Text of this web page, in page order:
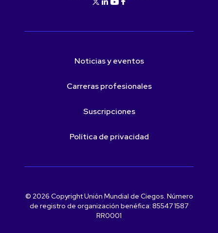
Noticias y eventos
Carreras profesionales
Suscripciones
Política de privacidad
© 2026 Copyright Unión Mundial de Ciegos. Número
de registro de organización benéfica: 85547 1587
RR0001